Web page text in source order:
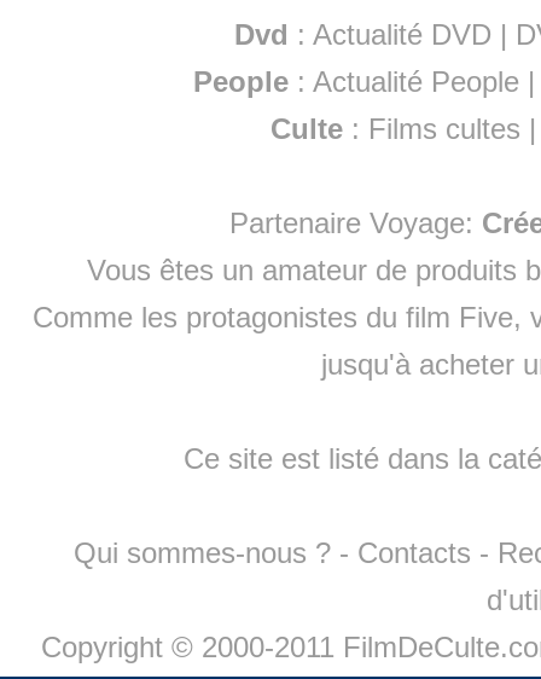
Dvd : Actualité DVD |
People :Actualité People
Culte : Films cultes
Partenaire Voyage:
Vous êtes un amateur de produits
Comme les protagonistes du film Five,
jusqu'à acheter
Ce site est listé dans la
Qui sommes-nous ? - Contacts -
Copyright © 2000-2011